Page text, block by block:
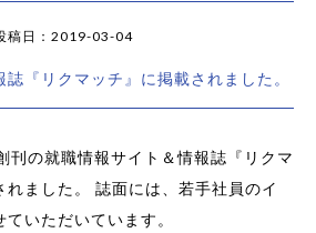
稿日：2019-03-04
『リクマッチ』に掲載されました。
刊の就職情報サイト＆情報誌『リクマ
れました。 誌面には、若手社員のイ
いただいています。